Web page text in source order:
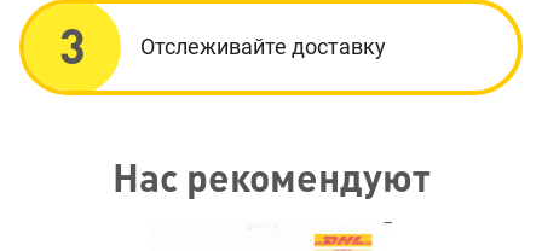
3 Отслеживайте доставку
Нас рекомендуют